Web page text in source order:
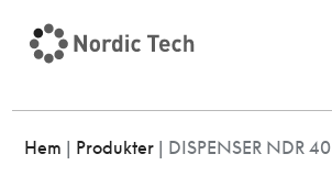
Hem | Produkter| DISPENSER NDR 40